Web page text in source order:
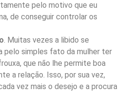
pelo motivo que eu
de conseguir controlar os
. Muitas vezes a libido se
pelo simples fato da mulher ter
que não lhe permite boa
a relação. Isso, por sua vez,
vez mais o desejo e a procura